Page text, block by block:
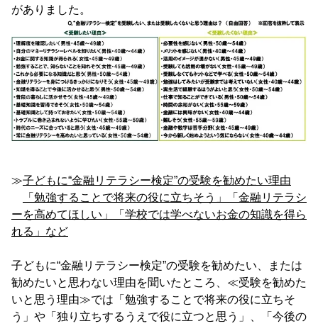
がありました。
≫子どもに“金融リテラシー検定”の受験を勧めたい理由
「勉強することで将来の役に立ちそう」「金融リテラシ
ーを高めてほしい」「学校では学べないお金の知識を得ら
れる」など
子どもに“金融リテラシー検定”の受験を勧めたい、または
勧めたいと思わない理由を聞いたところ、≪受験を勧めた
いと思う理由≫では「勉強することで将来の役に立ちそ
う」や「独り立ちするうえで役に立つと思う」、「今後の